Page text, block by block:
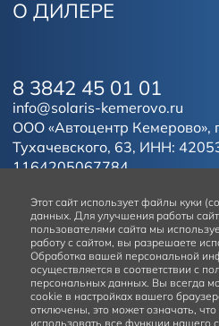
О ДИЛЕРЕ
ООО «Автоцентр Кемерово»,
Тухачевского, 63, ИНН:
1164205067784.
8 3842 45 01 01
info@solaris-kemerovo.ru
Этот сайт использует файлы куки
данных. Для улучшения работы
пользователями сайта мы
работу с сайтом, вы разрешаете
Обработка вашей персональной
осуществляется в соответствии с
персональных данных. Вы всегда
cookie в настройках вашего
отключены, это может означать,
использовать все функции нашего